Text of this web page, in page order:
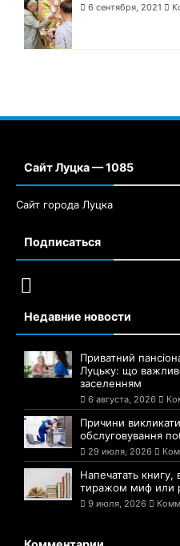
6 сентября, 2021
Сайт Луцка — 1085
Сайт города Луцка
Подписаться
Недавние новости
Приватний
Луцьку: що
заселенням
6 августа, 2026
Причини
обслуговування
29 июля, 2026
Напечатать
тиражом миф или
9 июля, 2026